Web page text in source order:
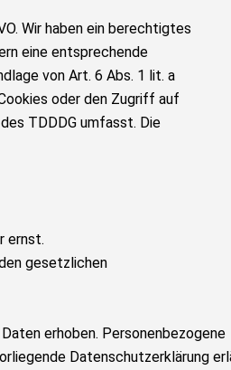
Wir haben ein berechtigtes
eine entsprechende
von Art. 6 Abs. 1 lit. a
oder den Zugriff auf
TDDDG umfasst. Die
ernst.
gesetzlichen
erhoben. Personenbezogene
Datenschutzerklärung